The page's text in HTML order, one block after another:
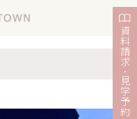
資
料
請
求
・
見
学
予
約